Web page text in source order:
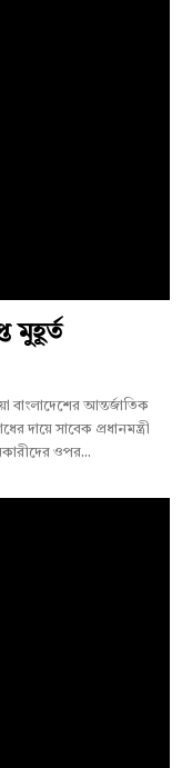
মুহূর্ত
দায়ে সাবেক প্রধানমন্ত্রী
ওপর...